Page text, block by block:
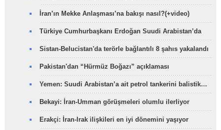
İran’ın Mekke Anlaşması’na bakışı nasıl?(+video)
Türkiye Cumhurbaşkanı Erdoğan Suudi Arabistan’da
Sistan-Belucistan'da terörle bağlantılı 8 şahıs yakalandı
Pakistan'dan “Hürmüz Boğazı” açıklaması
Yemen: Suudi Arabistan’a ait petrol tankerini balistik…
Bekayi: İran-Umman görüşmeleri olumlu ilerliyor
Erakçi: İran-Irak ilişkileri en iyi dönemini yaşıyor